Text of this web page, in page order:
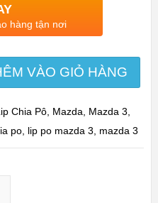
hàng tận nơi
VÀO GIỎ HÀNG
Chia Pô, Mazda Mazda 3
po, lip po mazda 3 mazda 3